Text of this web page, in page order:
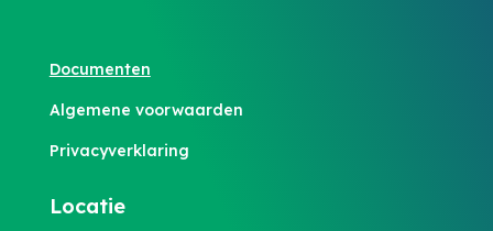
Documenten
Algemene voorwaarden
Privacyverklaring
Locatie